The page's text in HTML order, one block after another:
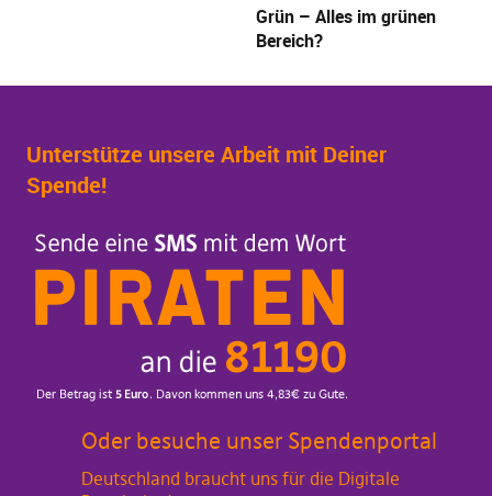
Grün – Alles im grünen
Bereich?
Unterstütze unsere Arbeit mit Deiner
Spende!
Oder besuche unser Spendenportal
Deutschland braucht uns für die Digitale